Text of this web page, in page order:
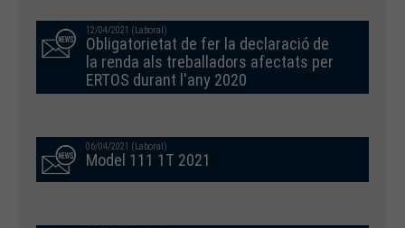
12/04/2021 (Laboral)
Obligatorietat de fer la declaració de
la renda als treballadors afectats per
ERTOS durant l'any 2020
06/04/2021 (Laboral)
Model 111 1T 2021